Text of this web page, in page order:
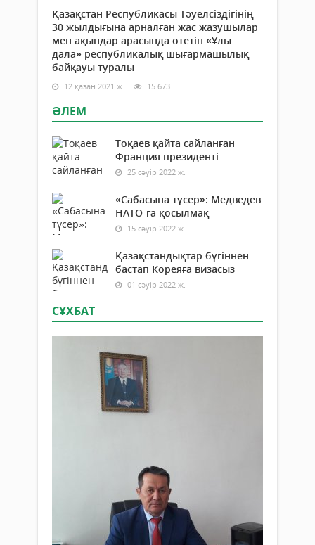
Қазақстан Республикасы Тәуелсіздігінің
30 жылдығына арналған жас жазушылар
мен ақындар арасында өтетін «Ұлы
дала» республикалық шығармашылық
байқауы туралы
12 қазан 2021 ж. 15 673
ӘЛЕМ
Тоқаев қайта сайланған
Франция президенті
25 сәуір 2022 ж.
«Сабасына түсер»: Медведев
НАТО-ға қосылмақ
15 сәуір 2022 ж.
Қазақстандықтар бүгіннен
бастап Кореяға визасыз
01 сәуір 2022 ж.
СҰХБАТ